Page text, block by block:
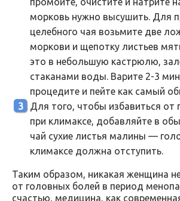
морковь нужно высушить. Для
целебного чая возьмите две
моркови и щепотку листьев
это в небольшую кастрюлю,
стаканами воды. Варите 2-3
процедите и пейте как самый
Для того, чтобы избавиться от
при климаксе, добавляйте в
чай сухие листья малины —
климаксе должна отступить.
Таким образом, никакая женщина
от головных болей в период
счастью, медицина, как